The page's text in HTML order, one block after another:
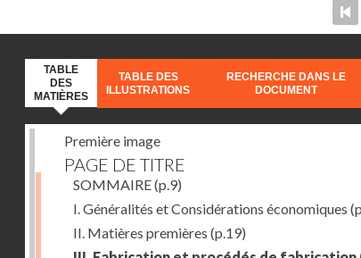
TABLE
DES
MATIÈRES
TABLE DES
ILLUSTRATIONS
RECHERCHE DANS LE
DOCUMENT
Première image
PAGE DE TITRE
SOMMAIRE(p.9)
I. Généralités et Considérations économiques
II. Matières premières (p.19)